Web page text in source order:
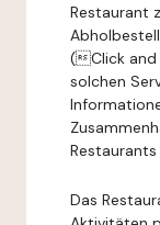
Restaurant
(Click and
solchen
Restaurants
Das